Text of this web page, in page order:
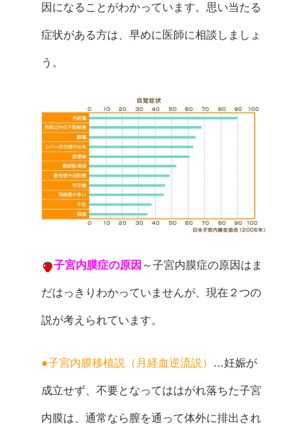
因になることがわかっています。思い当たる
症状がある方は、早めに医師に相談しましょ
う。
子宮内膜症の原因 ～子宮内膜症の原因はま
だはっきりわかっていませんが、現在２つの
説が考えられています。
●子宮内膜移植説（月経血逆流説） …妊娠が
成立せず、不要となってははがれ落ちた子宮
内膜は、通常なら膣を通って体外に排出され